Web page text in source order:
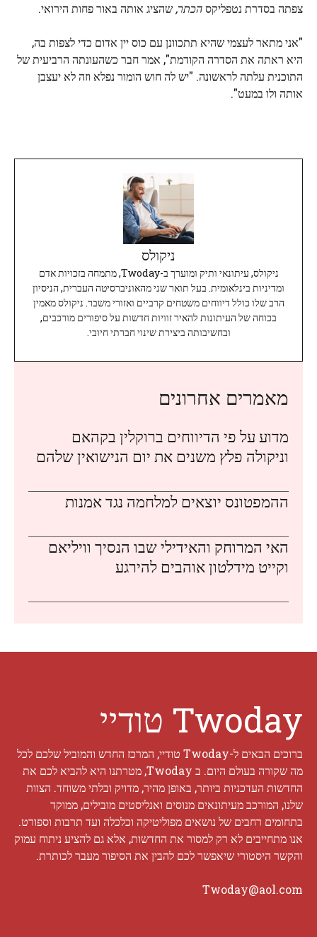
צפתה בסדרת נטפליקסהכתר, שהציג אותה באור פחות הירואי.
"אני מתאר לעצמי שהיא תתכוונן עם כוס יין אדום כדי לצפות בה,
היא ראתה את הסדרה הקודמת", אמר חבר כשהעונתה הרביעית של
התוכנית עלתה לראשונה. "יש לה חוש הומור נפלא וזה לא יעצבן
אותה ולו במעט".
ניקולס
ניקולס, עיתונאי ותיק ומוערך ב-Twoday, מתמחה בזכויות אדם
ומדיניות בינלאומית. בעל תואר שני מהאוניברסיטה העברית, הניסיון
הרב שלו כולל דיווחים משטחים קרביים ואזורי משבר. ניקולס מאמין
בכוחה של העיתונות להאיר זוויות חדשות על סיפורים מורכבים,
ובחשיבותה ביצירת שינוי חברתי חיובי.
מאמרים אחרונים
מדוע על פי הדיווחים ברוקלין בקהאם
וניקולה פלץ משנים את יום הנישואין שלהם
ההמפטונס יוצאים למלחמה נגד אמנות
האי המרוחק והאידילי שבו הנסיך וויליאם
וקייט מידלטון אוהבים להירגע
Twoday טודיי
ברוכים הבאים ל-Twoday טודיי, המרכז החדש והמוביל שלכם לכל
מה שקורה בעולם היום. ב Twoday, מטרתנו היא להביא לכם את
החדשות העדכניות ביותר, באופן מהיר, מדויק ובלתי משוחד. הצוות
שלנו, המורכב מעיתונאים מנוסים ואנליסטים מובילים, ממוקד
בתחומים רחבים של נושאים מפוליטיקה וכלכלה ועד תרבות וספורט.
אנו מתחייבים לא רק למסור את החדשות, אלא גם להציע ניתוח עמוק
והקשר היסטורי שיאפשר לכם להבין את הסיפור מעבר לכותרת.
Twoday@aol.com